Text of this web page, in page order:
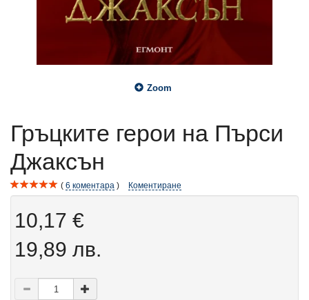
Zoom
Гръцките герои на Пърси
Джаксън
6 коментара Коментиране
10,17 €
19,89 лв.